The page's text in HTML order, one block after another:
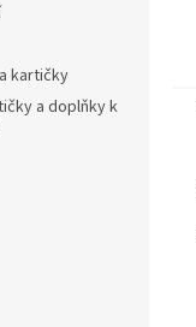
kartičky
a doplňky k